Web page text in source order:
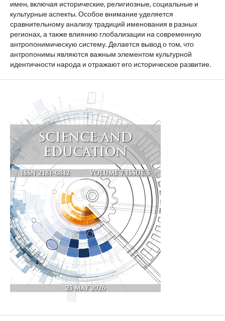
имен, включая исторические, религиозные, социальные и
культурные аспекты. Особое внимание уделяется
сравнительному анализу традиций именования в разных
регионах, а также влиянию глобализации на современную
антропонимическую систему. Делается вывод о том, что
антропонимы являются важным элементом культурной
идентичности народа и отражают его историческое развитие.